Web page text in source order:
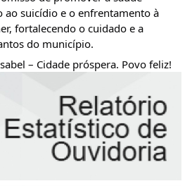
ao suicídio e o enfrentamento à
fortalecendo o cuidado e a
do município.
– Cidade próspera. Povo feliz!